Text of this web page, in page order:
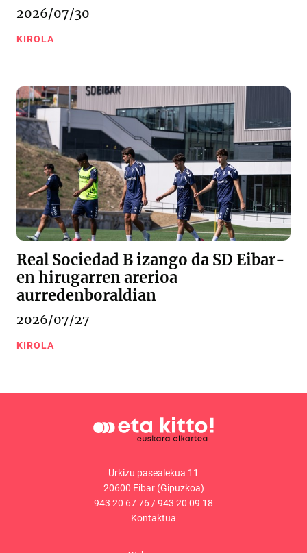
2026/07/30
KIROLA
Real Sociedad B izango da SD Eibar-
en hirugarren arerioa
aurredenboraldian
2026/07/27
KIROLA
Urkizu pasealekua 11
20600 Eibar (Gipuzkoa)
943 20 67 76/943 20 09 18
Kontaktua